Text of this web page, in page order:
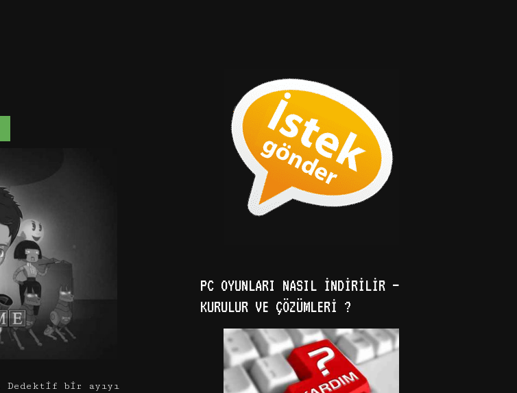
Dedektif bir ayıyı
PC OYUNLARI NASIL İNDIRILIR –
KURULUR VE ÇÖZÜMLERI ?